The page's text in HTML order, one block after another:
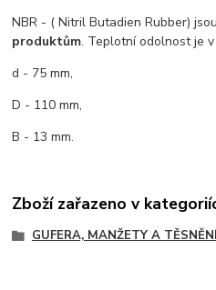
NBR - ( Nitril Butadien Rubber)
produktům. Teplotní odolnost je v
d - 75 mm,
D - 110 mm,
B - 13 mm.
Zboží zařazeno v
GUFERA, MANŽETY A TĚSNĚNÍ